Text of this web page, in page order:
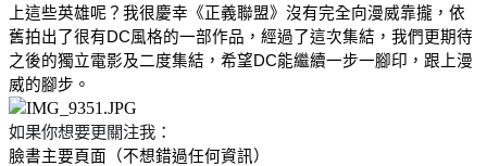
上這些英雄呢？我很慶幸《正義聯盟》沒有完全向漫威靠攏，依
舊拍出了很有DC風格的一部作品，經過了這次集結，我們更期待
之後的獨立電影及二度集結，希望DC能繼續一步一腳印，跟上漫
威的腳步。
如果你想要更關注我：
臉書主要頁面（不想錯過任何資訊）